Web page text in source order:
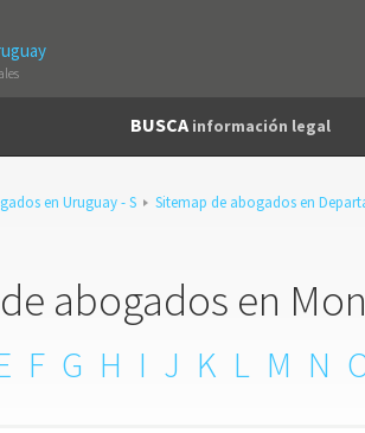
BUSCA información legal
en Uruguay - S Sitemap de abogados en
abogados en
F G H I J K L M N